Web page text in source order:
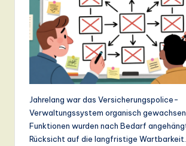
o
o
Jahrelang war das Versicherungspolice-
Verwaltungssystem organisch
Funktionen wurden nach Bedarf
Rücksicht auf die langfristige Wartbarkeit.